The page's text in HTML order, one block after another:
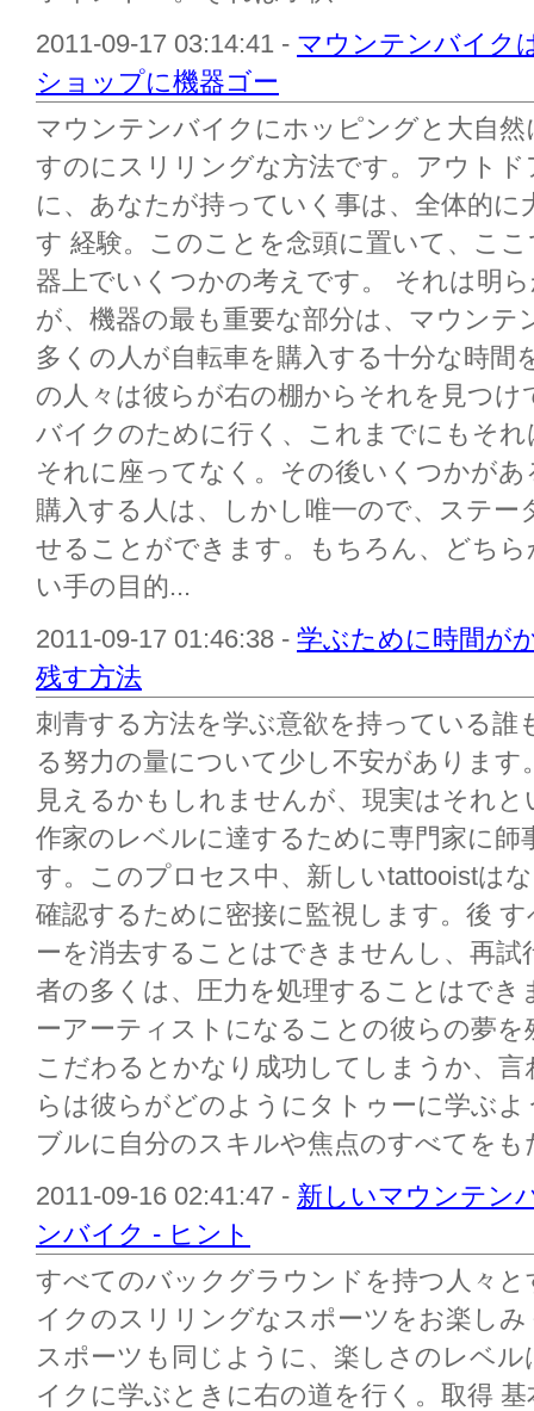
2011-09-17 03:14:41 - マウンテンバイク
ショップに機器ゴー
マウンテンバイクにホッピングと大自
すのにスリリングな方法です。アウト
に、あなたが持っていく事は、全体的
す 経験。このことを念頭に置いて、こ
器上でいくつかの考えです。 それは明
が、機器の最も重要な部分は、マウン
多くの人が自転車を購入する十分な時
の人々は彼らが右の棚からそれを見つ
バイクのために行く、これまでにもそ
それに座ってなく。その後いくつかが
購入する人は、しかし唯一ので、ステ
せることができます。もちろん、どち
い手の目的...
2011-09-17 01:46:38 - 学ぶために時間が
残す方法
刺青する方法を学ぶ意欲を持っている誰
る努力の量について少し不安がありま
見えるかもしれませんが、現実はそれ
作家のレベルに達するために専門家に
す。このプロセス中、新しいtattooistは
確認するために密接に監視します。後
ーを消去することはできませんし、再
者の多くは、圧力を処理することはで
ーアーティストになることの彼らの夢
こだわるとかなり成功してしまうか、
らは彼らがどのようにタトゥーに学ぶ
ブルに自分のスキルや焦点のすべてを
2011-09-16 02:41:47 - 新しいマウンテン
ンバイク - ヒント
すべてのバックグラウンドを持つ人々
イクのスリリングなスポーツをお楽し
スポーツも同じように、楽しさのレベ
イクに学ぶときに右の道を行く。取得